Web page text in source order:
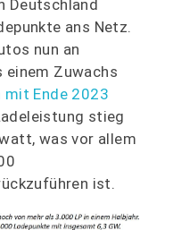
Deutschland
ans Netz.
nun an
einem Zuwachs
mit Ende 2023
stieg
was vor allem
ist.